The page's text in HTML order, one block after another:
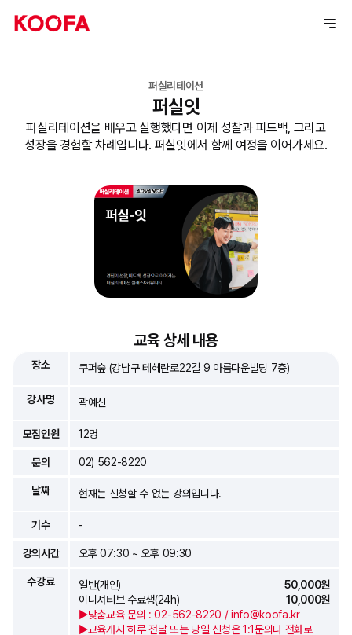
퍼실리테이션
퍼실잇
퍼실리테이션을 배우고 실행했다면 이제 성찰과 피드백, 그리고
성장을 경험할 차례입니다. 퍼실잇에서 함께 여정을 이어가세요.
교육 상세 내용
장소 쿠퍼숲 (강남구 테헤란로22길 9 아름다운빌딩 7층)
강사명 곽예신
모집인원 12명
문의 02) 562-8220
날짜 현재는 신청할 수 없는 강의입니다.
기수 -
강의시간 오후 07:30 ~ 오후 09:30
수강료 일반(개인)
50,000원
이니셔티브 수료생(24h)
10,000원
▶맞춤교육 문의 : 02-562-8220 / info@koofa.kr
▶교육개시 하루 전날 또는 당일 신청은 1:1문의나 전화로